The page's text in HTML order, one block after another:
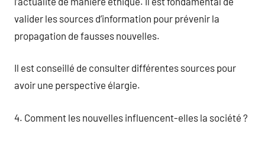
valider les sources d’information pour prévenir la
propagation de fausses nouvelles.
Il est conseillé de consulter différentes sources pour
avoir une perspective élargie.
4. Comment les nouvelles influencent-elles la société ?